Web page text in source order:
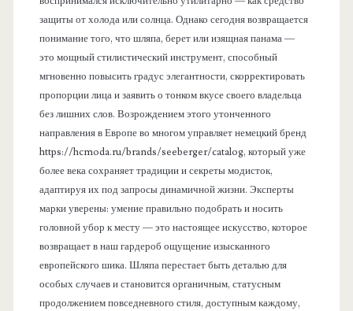
защиты от холода или солнца. Однако сегодня возвращается
понимание того, что шляпа, берет или изящная панама —
это мощный стилистический инструмент, способный
мгновенно повысить градус элегантности, скорректировать
пропорции лица и заявить о тонком вкусе своего владельца
без лишних слов. Возрождением этого утонченного
направления в Европе во многом управляет немецкий бренд
https://hcmoda.ru/brands/seeberger/catalog, который уже
более века сохраняет традиции и секреты модисток,
адаптируя их под запросы динамичной жизни. Эксперты
марки уверены: умение правильно подобрать и носить
головной убор к месту — это настоящее искусство, которое
возвращает в наш гардероб ощущение изысканного
европейского шика. Шляпа перестает быть деталью для
особых случаев и становится органичным, статусным
продолжением повседневного стиля, доступным каждому,